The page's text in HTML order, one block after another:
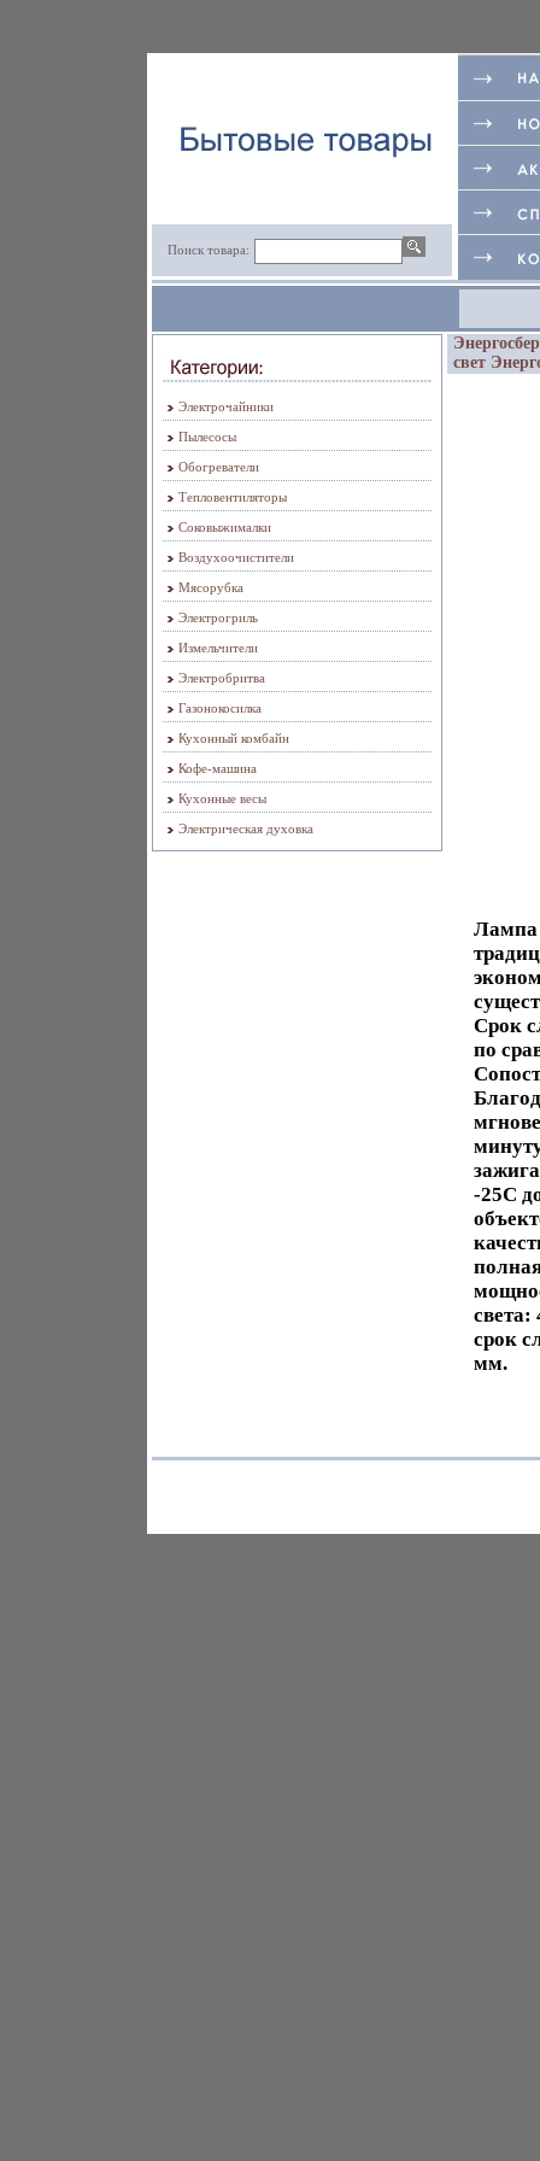
Поиск товара:
Электрочайники
Пылесосы
Обогреватели
Тепловентиляторы
Соковыжималки
Воздухоочистители
Мясорубка
Электрогриль
Измельчители
Электробритва
Газонокосилка
Кухонный комбайн
Кофе-машина
Кухонные весы
Электрическая духовка
свет
Лампа
Срок
по
-25С
срок
мм.